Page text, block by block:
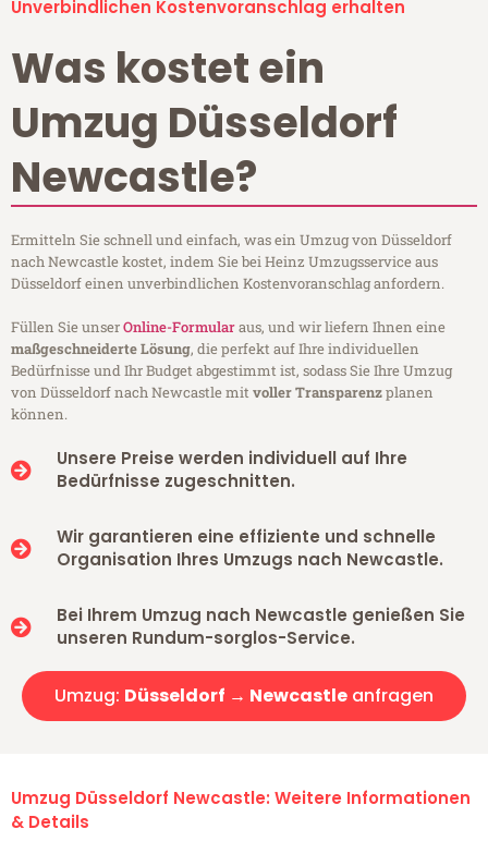
Unverbindlichen Kostenvoranschlag erhalten
Was kostet ein
Umzug Düsseldorf
Newcastle?
Ermitteln Sie schnell und einfach, was ein Umzug von Düsseldorf
nach Newcastle kostet, indem Sie bei Heinz Umzugsservice aus
Düsseldorf einen unverbindlichen Kostenvoranschlag anfordern.
Füllen Sie unserOnline-Formularaus, und wir liefern Ihnen eine
maßgeschneiderte Lösung, die perfekt auf Ihre individuellen
Bedürfnisse und Ihr Budget abgestimmt ist, sodass Sie Ihre Umzug
von Düsseldorf nach Newcastle mitvoller Transparenzplanen
können.
Unsere Preise werden individuell auf Ihre
Bedürfnisse zugeschnitten.
Wir garantieren eine effiziente und schnelle
Organisation Ihres Umzugs nach Newcastle.
Bei Ihrem Umzug nach Newcastle genießen Sie
unseren Rundum-sorglos-Service.
Umzug: Düsseldorf → Newcastle anfragen
Umzug Düsseldorf Newcastle: Weitere Informationen
& Details